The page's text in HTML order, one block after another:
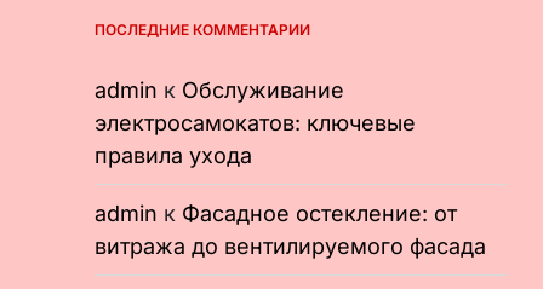
ПОСЛЕДНИЕ КОММЕНТАРИИ
admin к Обслуживание
электросамокатов: ключевые
правила ухода
admin к Фасадное остекление: от
витража до вентилируемого фасада